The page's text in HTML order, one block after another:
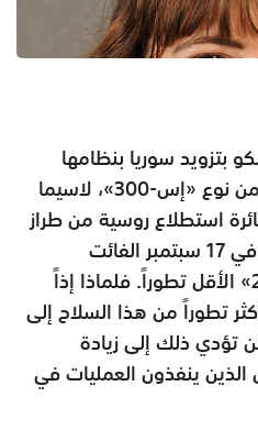
بتزويد سوريا بنظامها
الصاروخي المضاد للطائرات من نوع «إس-300»، لاسيما
استطلاع روسية من طراز
«إليوشن-20» شمال سوريا في 17 سبتمبر الفائت
باستخدام صواريخ «إس-200» الأقل تطوراً. فلماذا إذاً
تطوراً من هذا السلاح إلى
تؤدي ذلك إلى زيادة
الذين ينفذون العمليات في